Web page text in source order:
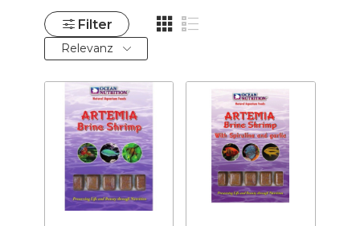
Filter
Relevanz